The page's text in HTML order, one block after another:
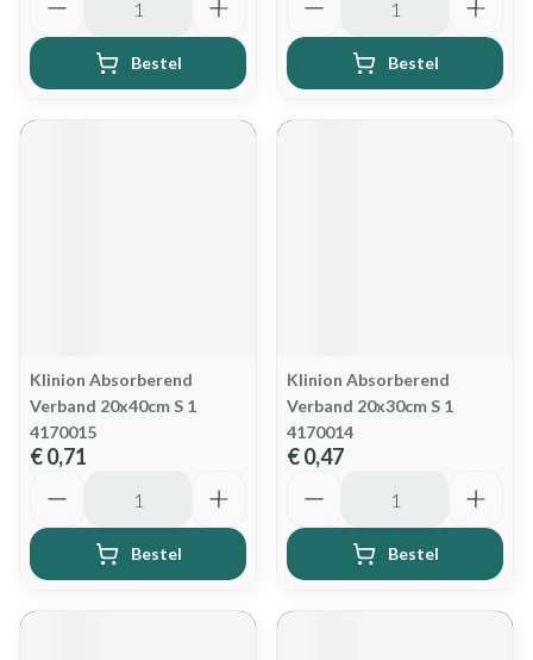
Bestel Bestel
Klinion Absorberend
Verband 20x40cm S 1
4170015
€ 0,71
Bestel
Klinion Absorberend
Verband 20x30cm S 1
4170014
€ 0,47
Bestel